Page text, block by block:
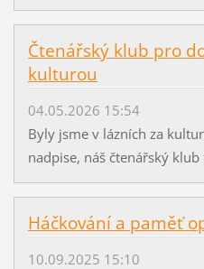
Čtenářský klub pro
kulturou
04.05.2026 15:54
Byly jsme v lázních za
nadpise, náš čtenářský klub
Háčkování a paměť
10.09.2025 15:10